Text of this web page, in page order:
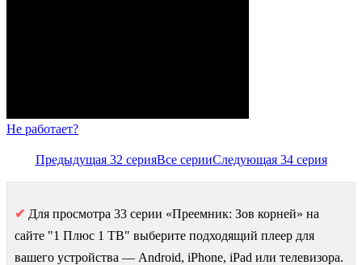
Не работает?
Предыдущая 32 серияВсе серииСледующая 34 серия
✔ Для просмотра 33 серии «Преемник: Зов корней» на
сайте "1 Плюс 1 ТВ" выберите подходящий плеер для
вашего устройства — Android, iPhone, iPad или телевизора.